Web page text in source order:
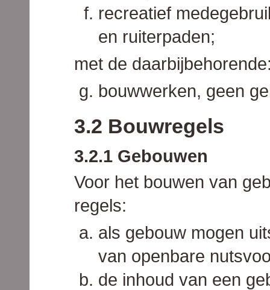
recreatief
en ruiterpaden;
met de
bouwwerken, geen
3.2 Bouwregels
3.2.1 Gebouwen
Voor het bouwen van
regels:
als gebouw mogen
van openbare
de inhoud van een